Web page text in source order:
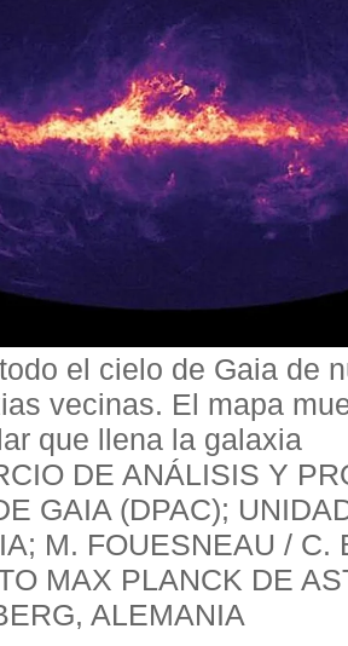
el cielo de Gaia de
vecinas. El mapa
que llena la galaxia
DE ANÁLISIS Y
GAIA (DPAC);
M. FOUESNEAU / C.
MAX PLANCK DE
ALEMANIA